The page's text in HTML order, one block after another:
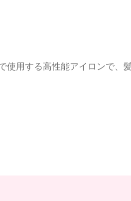
使用する高性能アイロンで、